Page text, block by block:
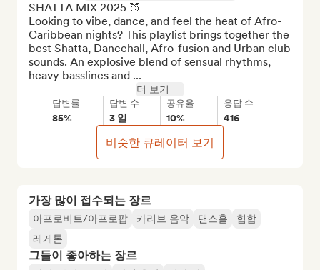
가장 많이 접수되는 장르
아프로비트/아프로팝 카리브 음악 댄스홀
힙합
레게톤
그들이 좋아하는 장르
SHATTA MIX 2025 🍑
Looking to vibe, dance, and feel the heat of Afro-
Caribbean nights? This playlist brings together the
best Shatta, Dancehall, Afro-fusion and Urban club
sounds. An explosive blend of sensual rhythms,
heavy basslines and ...
더 보기
답변률
85%
답변 수
3 일
공유율
10%
응답 수
416
비슷한 큐레이터 보기